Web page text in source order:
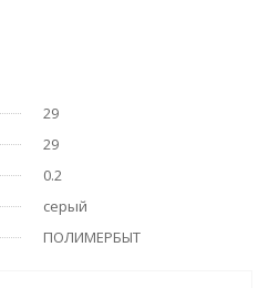
29
29
0.2
серый
ПОЛИМЕРБЫТ